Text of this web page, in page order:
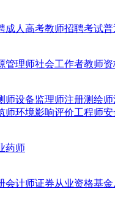
成人高考教师招聘考试普
管理师社会工作者教师资
师设备监理师注册测绘师
师环境影响评价工程师安
药师
会计师证券从业资格基金